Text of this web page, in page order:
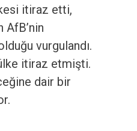
itiraz etti,
AfB’nin
vurgulandı.
itiraz etmişti.
dair bir